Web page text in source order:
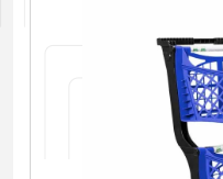
Brasília - Asa Sul
Goiânia - Jardim